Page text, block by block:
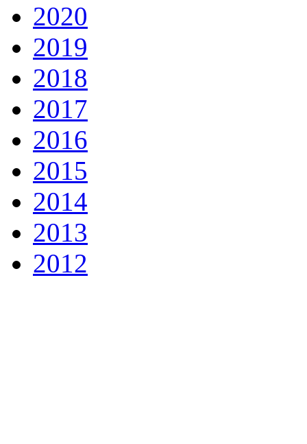
2020
2019
2018
2017
2016
2015
2014
2013
2012